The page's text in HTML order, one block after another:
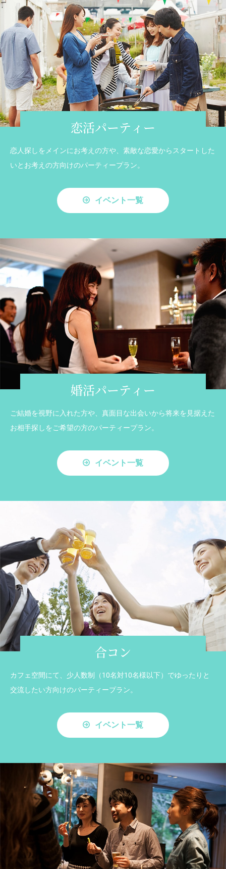
恋活パーティー
恋人探しをメインにお考えの方や、素敵な恋愛からスタートした
いとお考えの方向けのパーティープラン。
イベント一覧
婚活パーティー
ご結婚を視野に入れた方や、真面目な出会いから将来を見据えた
お相手探しをご希望の方のパーティープラン。
イベント一覧
合コン
カフェ空間にて、少人数制（10名対10名様以下）でゆったりと
交流したい方向けのパーティープラン。
イベント一覧